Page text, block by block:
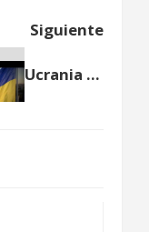
Siguiente
Ucrania aún no ha muerto 🇺🇦